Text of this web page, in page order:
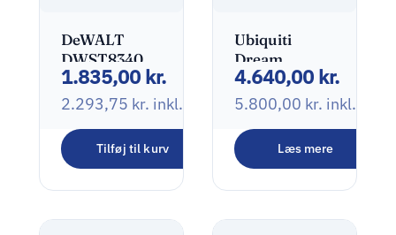
DeWALT
‎DWST83402-
1 Sort, Gul
1.835,00 kr.
2.293,75 kr. inkl. moms
Tilføj til kurv
Ubiquiti
Dream
Machine
Special
Edition
4.640,00 kr.
5.800,00 kr. inkl.
Læs mere